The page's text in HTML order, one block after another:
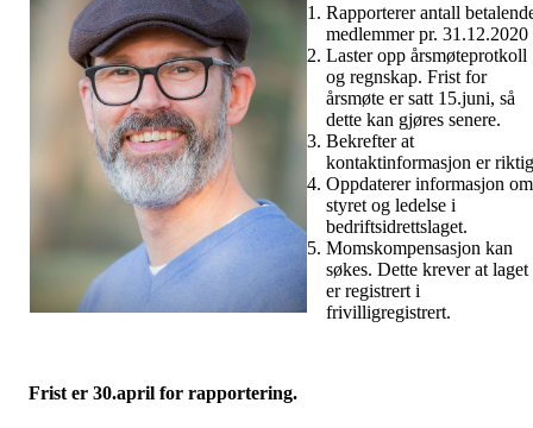
Rapporterer antall
medlemmer pr. 31.12.2020
Laster opp årsmøteprotkoll
og regnskap. Frist for
årsmøte er satt 15.juni, så
dette kan gjøres senere.
Bekrefter at
kontaktinformasjon er
Oppdaterer informasjon om
styret og ledelse i
bedriftsidrettslaget.
Momskompensasjon kan
søkes. Dette krever at laget
er registrert i
frivilligregistrert.
Frist er 30.april for rapportering.